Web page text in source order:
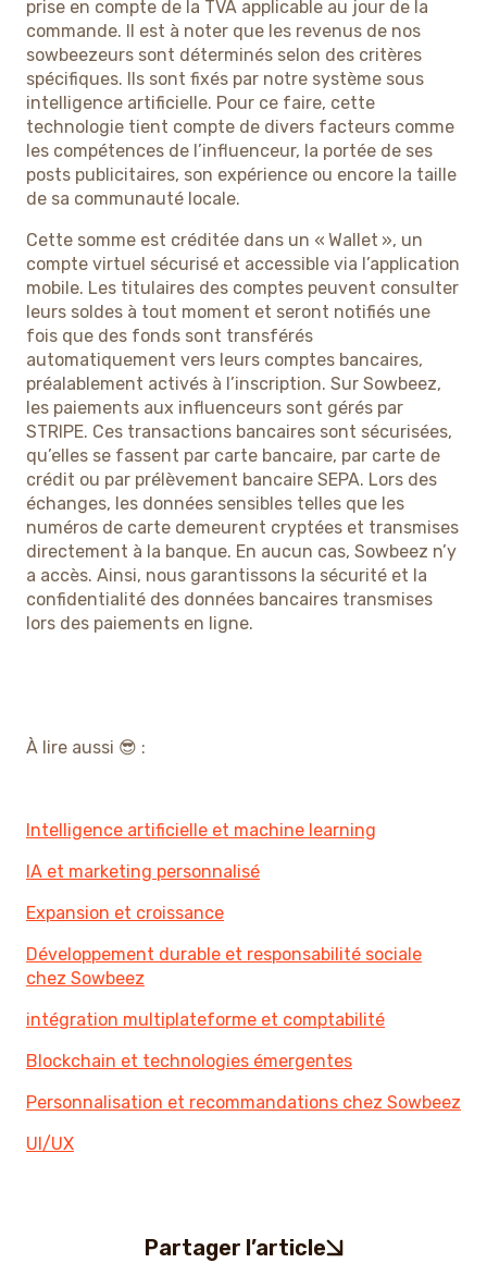
prise en compte de la TVA applicable au jour de la
commande. Il est à noter que les revenus de nos
sowbeezeurs sont déterminés selon des critères
spécifiques. Ils sont fixés par notre système sous
intelligence artificielle. Pour ce faire, cette
technologie tient compte de divers facteurs comme
les compétences de l’influenceur, la portée de ses
posts publicitaires, son expérience ou encore la taille
de sa communauté locale.
Cette somme est créditée dans un « Wallet », un
compte virtuel sécurisé et accessible via l’application
mobile. Les titulaires des comptes peuvent consulter
leurs soldes à tout moment et seront notifiés une
fois que des fonds sont transférés
automatiquement vers leurs comptes bancaires,
préalablement activés à l’inscription. Sur Sowbeez,
les paiements aux influenceurs sont gérés par
STRIPE. Ces transactions bancaires sont sécurisées,
qu’elles se fassent par carte bancaire, par carte de
crédit ou par prélèvement bancaire SEPA. Lors des
échanges, les données sensibles telles que les
numéros de carte demeurent cryptées et transmises
directement à la banque. En aucun cas, Sowbeez n’y
a accès. Ainsi, nous garantissons la sécurité et la
confidentialité des données bancaires transmises
lors des paiements en ligne.
À lire aussi 😎 :
Intelligence artificielle et machine learning
IA et marketing personnalisé
Expansion et croissance
Développement durable et responsabilité sociale
chez Sowbeez
intégration multiplateforme et comptabilité
Blockchain et technologies émergentes
Personnalisation et recommandations chez Sowbeez
UI/UX
Partager l’article